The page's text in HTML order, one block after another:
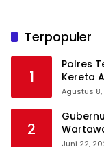
Terpopuler
1
Polres
Kereta
Agustus
2
Juni 22,